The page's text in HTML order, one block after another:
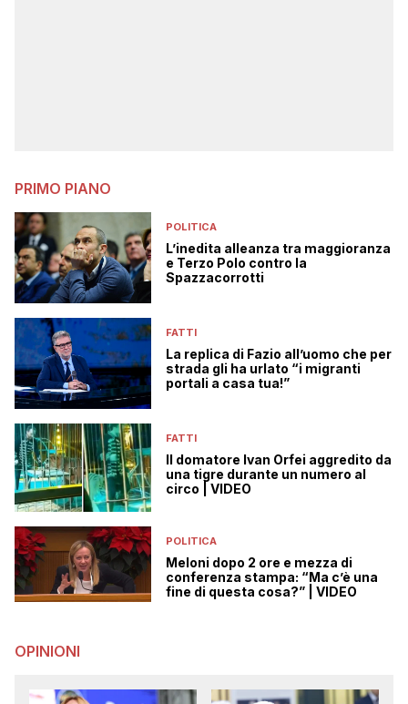
PRIMO PIANO
POLITICA
L’inedita alleanza tra maggioranza
e Terzo Polo contro la
Spazzacorrotti
FATTI
La replica di Fazio all’uomo che per
strada gli ha urlato “i migranti
portali a casa tua!”
FATTI
Il domatore Ivan Orfei aggredito da
una tigre durante un numero al
circo | VIDEO
POLITICA
Meloni dopo 2 ore e mezza di
conferenza stampa: “Ma c’è una
fine di questa cosa?” | VIDEO
OPINIONI